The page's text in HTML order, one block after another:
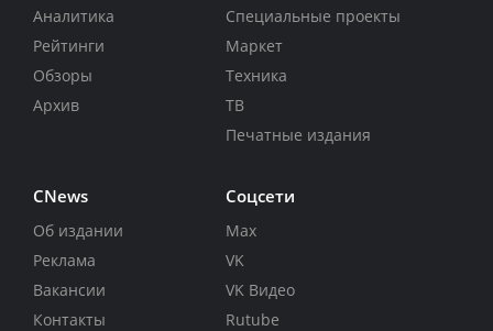
Аналитика
Рейтинги
Обзоры
Архив
Специальные проекты
Маркет
Техника
ТВ
Печатные издания
CNews
Об издании
Реклама
Вакансии
Контакты
Соцсети
Max
VK
VK Видео
Rutube